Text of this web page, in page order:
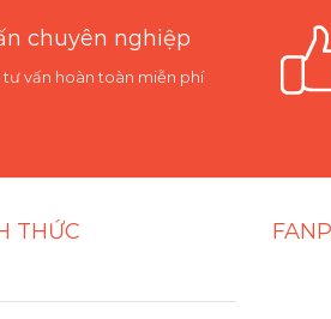
chuyên nghiệp
tư vấn hoàn toàn miễn phí
THỨC